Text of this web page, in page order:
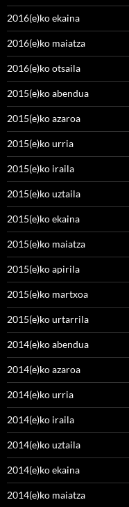
2016(e)ko ekaina
2016(e)ko maiatza
2016(e)ko otsaila
2015(e)ko abendua
2015(e)ko azaroa
2015(e)ko urria
2015(e)ko iraila
2015(e)ko uztaila
2015(e)ko ekaina
2015(e)ko maiatza
2015(e)ko apirila
2015(e)ko martxoa
2015(e)ko urtarrila
2014(e)ko abendua
2014(e)ko azaroa
2014(e)ko urria
2014(e)ko iraila
2014(e)ko uztaila
2014(e)ko ekaina
2014(e)ko maiatza